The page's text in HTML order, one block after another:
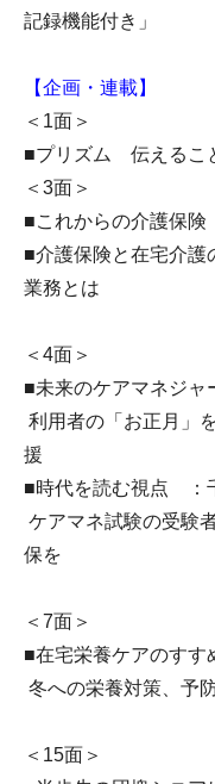
記録機能付き」
【企画・連載】
＜1面＞
■プリズム 伝えるこ
＜3面＞
■これからの介護保
■介護保険と在宅介
業務とは
＜4面＞
■未来のケアマネジ
利用者の「お正月」
援
■時代を読む視点 ：
ケアマネ試験の受験
保を
＜7面＞
■在宅栄養ケアのす
冬への栄養対策、予
＜15面＞